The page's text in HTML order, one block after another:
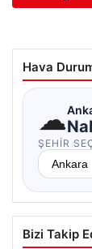
Hava
☁
ŞEHIR
Bizi Takip